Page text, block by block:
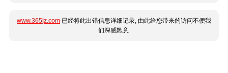
www.365jz.com 已经将此出错信息详细记录, 由此给您带来的访问不便我
们深感歉意.